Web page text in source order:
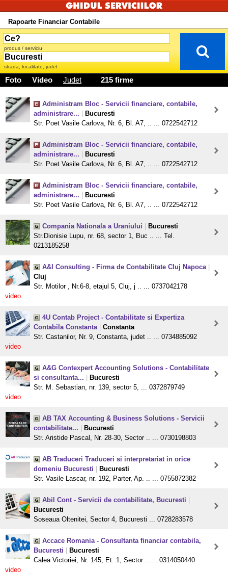
Rapoarte Financiar Contabile
produs / serviciu
strada, localitate, judet
Foto Video Judet 215 firme
Administram Bloc - Servicii financiare, contabile,
administrare...
Bucuresti
Str. Poet Vasile Carlova, Nr. 6, Bl. A7, .. ... 0722542712
Administram Bloc - Servicii financiare, contabile,
administrare...
Bucuresti
Str. Poet Vasile Carlova, Nr. 6, Bl. A7, .. ... 0722542712
Administram Bloc - Servicii financiare, contabile,
administrare...
Bucuresti
Str. Poet Vasile Carlova, Nr. 6, Bl. A7, .. ... 0722542712
Compania Nationala a Uraniului
Bucuresti
Str.Dionisie Lupu, nr. 68, sector 1, Buc .. ... Tel.
0213185258
A&I Consulting - Firma de Contabilitate Cluj Napoca
Cluj
Str. Motilor , Nr.6-8, etajul 5, Cluj, j .. ... 0737042178
video
4U Contab Project - Contabilitate si Expertiza
Contabila Constanta
Constanta
Str. Castanilor, Nr. 9, Constanta, judet .. ... 0734885092
video
A&G Contexpert Accounting Solutions - Contabilitate
si consultanta...
Bucuresti
Str. M. Sebastian, nr. 139, sector 5, ... 0372879749
video
AB TAX Accounting & Business Solutions - Servicii
contabilitate...
Bucuresti
Str. Aristide Pascal, Nr. 28-30, Sector .. ... 0730198803
AB Traduceri Traduceri si interpretariat in orice
domeniu Bucuresti
Bucuresti
Str. Vasile Lascar, nr. 192, Parter, Ap. .. ... 0755872382
Abil Cont - Servicii de contabilitate, Bucuresti
Bucuresti
Soseaua Oltenitei, Sector 4, Bucuresti ... 0728283578
Accace Romania - Consultanta financiar contabila,
Bucuresti
Bucuresti
Calea Victoriei, Nr. 145, Et. 1, Sector .. ... 0314050440
video